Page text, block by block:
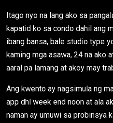
Itago nyo na lang ako sa
kapatid ko sa condo dahil ang
ibang bansa, bale studio type
kaming mga asawa, 24 na ako
aaral pa lamang at akoy may
Ang kwento ay nagsimula ng
app dhl week end noon at ala
naman ay umuwi sa probinsya